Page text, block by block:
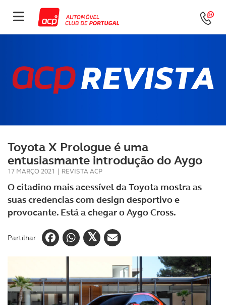
Toyota X Prologue é uma
entusiasmante introdução do Aygo
17 MARÇO 2021 | REVISTA ACP
O citadino mais acessível da Toyota mostra as
suas credencias com design desportivo e
provocante. Está a chegar o Aygo Cross.
Partilhar